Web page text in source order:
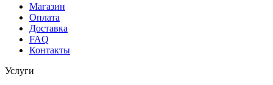
Магазин
Оплата
Доставка
FAQ
Контакты
Услуги